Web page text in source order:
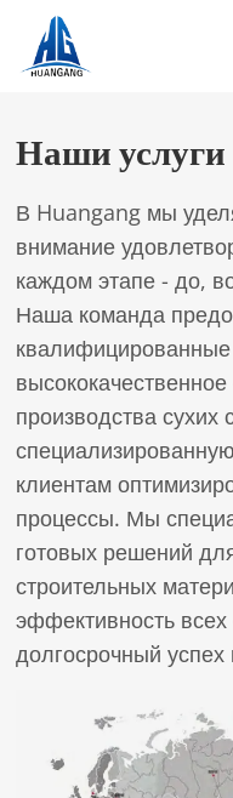
Наши услуги
В Huangang мы
внимание
каждом этапе - до,
Наша команда
квалифицированные
производства сухих
клиентам
процессы. Мы
готовых решений
строительных
эффективность
долгосрочный